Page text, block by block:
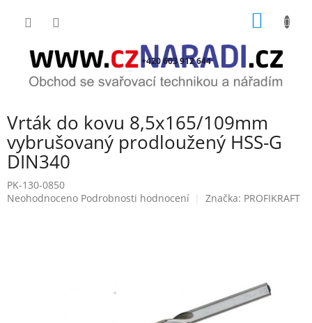
+420 603 912 644
Vrták do kovu 8,5x165/109mm
vybrušovaný prodloužený HSS-G
DIN340
PK-130-0850
Průměrné
Neohodnoceno Podrobnosti hodnocení Značka: PROFIKRAFT